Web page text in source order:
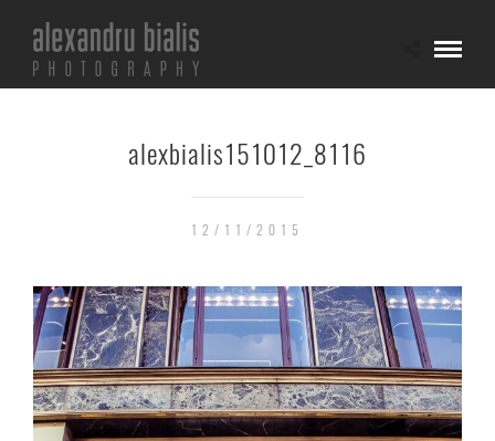
alexbialis151012_8116
12/11/2015